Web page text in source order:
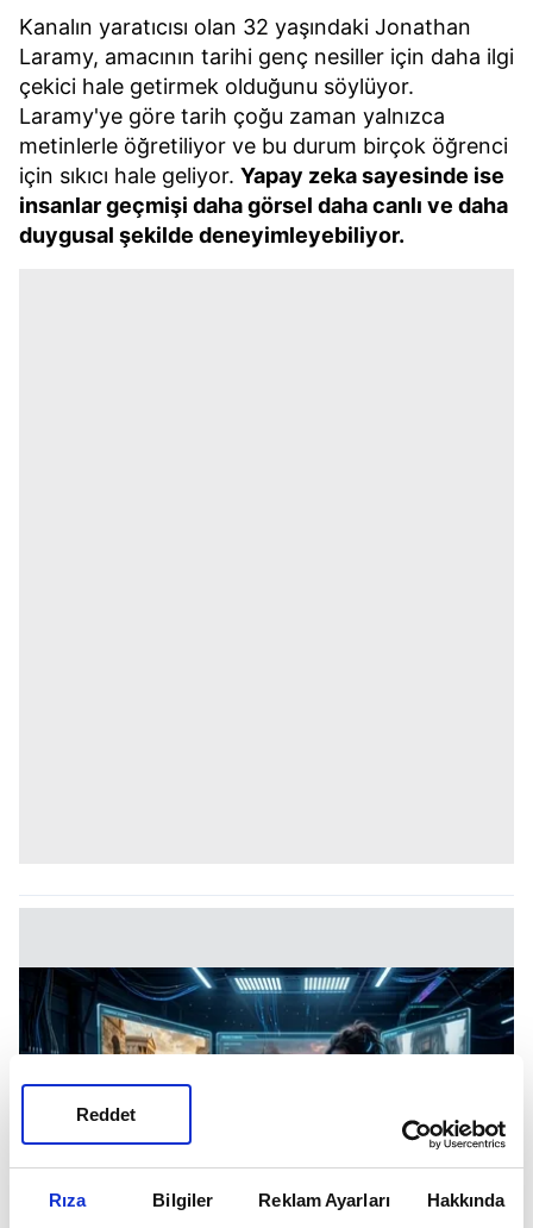
Rıza Bilgiler Reklam Ayarları Hakkında
Reddet
Kanalın yaratıcısı olan 32 yaşındaki Jonathan
Laramy, amacının tarihi genç nesiller için daha ilgi
çekici hale getirmek olduğunu söylüyor.
Laramy'ye göre tarih çoğu zaman yalnızca
metinlerle öğretiliyor ve bu durum birçok öğrenci
için sıkıcı hale geliyor. Yapay zeka sayesinde ise
insanlar geçmişi daha görsel daha canlı ve daha
duygusal şekilde deneyimleyebiliyor.